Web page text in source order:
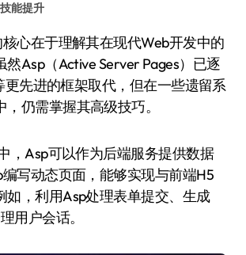
技能提升
然Asp（Active Server Pages）已逐
更先进的框架取代，但在一些遗留系
仍需掌握其高级技巧。
，Asp可以作为后端服务提供数据
写动态页面，能够实现与前端H5
如，利用Asp处理表单提交、生成
用户会话。